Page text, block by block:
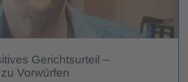
Gerichtsurteil –
Vorwürfen